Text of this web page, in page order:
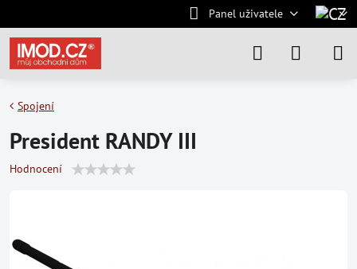
Panel uživatele
Spojení
President RANDY III
Hodnocení